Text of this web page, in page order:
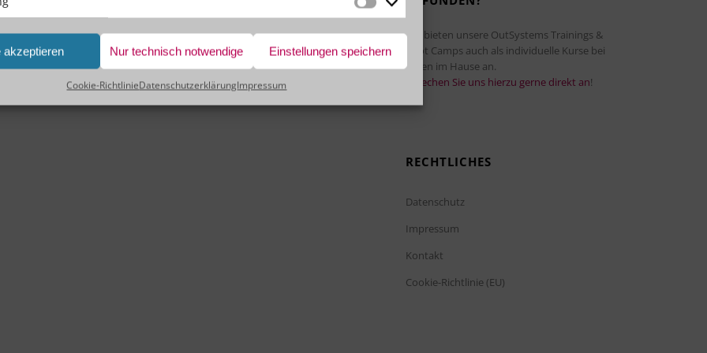
Marketing
akzeptieren Nur technisch notwendige Einstellungen speichern
Cookie-RichtlinieDatenschutzerklärungImpressum
Wir bieten unsere OutSystems Trainings &
Boot Camps auch als individuelle Kurse bei
Ihnen im Hause an.
Sprechen Sie uns hierzu gerne direkt an!
RECHTLICHES
Datenschutz
Impressum
Kontakt
Cookie-Richtlinie (EU)